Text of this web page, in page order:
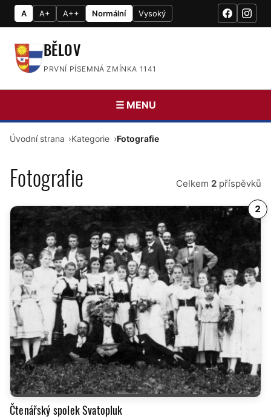
A A+ A++ Normální Vysoký
BĚLOV
PRVNÍ PÍSEMNÁ ZMÍNKA 1141
☰ MENU
Úvodní strana Kategorie Fotografie
Fotografie Celkem 2 příspěvků
2
Čtenářský spolek Svatopluk